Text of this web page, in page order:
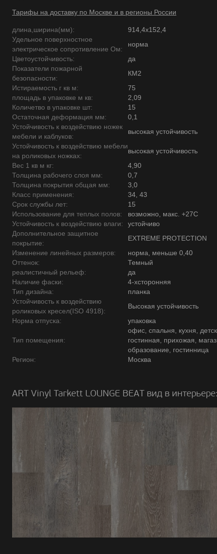
Тарифы на доставку по Москве и в регионы России
длина,ширина(мм):
914,4х152,4
Удельное поверхностное
электрическое сопротивление Ом:
норма
Цветоустойчивость:
да
Показатели пожарной
безопасности:
КМ2
Истираемость г кв м:
75
площадь в упаковке м кв:
2,09
Количетво в упаковке шт:
15
Остаточная деформация мм:
0,1
Устойчивость к воздействию ножек
мебели и каблуков:
высокая устойчивость
Устойчивость к воздействию мебели
на роликовых ножках:
высокая устойчивость
Вес 1 кв м кг:
4,90
Толщина рабочего слоя мм:
0,7
Толщина покрытия общая мм:
3,0
Класс применения:
34, 43
Срок службы лет:
15
Использование для теплых полов:
возможно, макс. +27С
Устойчивость к воздействию влаги:
устойчиво
Дополнительное защитное
покрытие:
EXTREME PROTECTION
Изменение линейных размеров:
норма, меньше 0,40
Оттенок:
Темный
реалистичный рельеф:
да
Наличие фаски:
4-хсторонняя
Тип дизайна:
планка
Устойчивость к воздействию
роликовых кресел(ISO 4918):
Высокая устойчивость
Норма отпуска:
упаковка
Тип помещения:
офис, спальня, кухня,
гостинная, прихожая,
образование, гостинница
Регион:
Москва
ART Vinyl Tarkett LOUNGE BEAT вид в